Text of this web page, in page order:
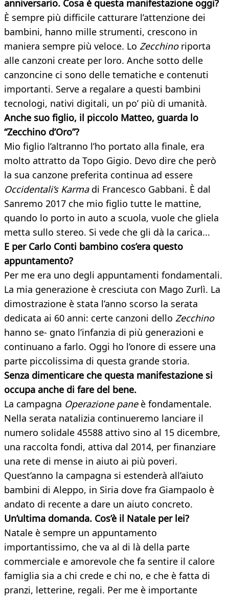
anniversario. Cosa è questa manifestazione oggi?
È sempre più difficile catturare l’attenzione dei
bambini, hanno mille strumenti, crescono in
maniera sempre più veloce. Lo Zecchinoriporta
alle canzoni create per loro. Anche sotto delle
canzoncine ci sono delle tematiche e contenuti
importanti. Serve a regalare a questi bambini
tecnologi, nativi digitali, un po’ più di umanità.
Anche suo figlio, il piccolo Matteo, guarda lo
“Zecchino d’Oro”?
Mio figlio l’altranno l’ho portato alla finale, era
molto attratto da Topo Gigio. Devo dire che però
la sua canzone preferita continua ad essere
Occidentali’s Karmadi Francesco Gabbani. È dal
Sanremo 2017 che mio figlio tutte le mattine,
quando lo porto in auto a scuola, vuole che gliela
metta sullo stereo. Si vede che gli dà la carica...
E per Carlo Conti bambino cos’era questo
appuntamento?
Per me era uno degli appuntamenti fondamentali.
La mia generazione è cresciuta con Mago Zurlì. La
dimostrazione è stata l’anno scorso la serata
dedicata ai 60 anni: certe canzoni dello Zecchino
hanno se- gnato l’infanzia di più generazioni e
continuano a farlo. Oggi ho l’onore di essere una
parte piccolissima di questa grande storia.
Senza dimenticare che questa manifestazione si
occupa anche di fare del bene.
La campagna Operazione paneè fondamentale.
Nella serata natalizia continueremo lanciare il
numero solidale 45588 attivo sino al 15 dicembre,
una raccolta fondi, attiva dal 2014, per finanziare
una rete di mense in aiuto ai più poveri.
Quest’anno la campagna si estenderà all’aiuto
bambini di Aleppo, in Siria dove fra Giampaolo è
andato di recente a dare un aiuto concreto.
Un’ultima domanda. Cos’è il Natale per lei?
Natale è sempre un appuntamento
importantissimo, che va al di là della parte
commerciale e amorevole che fa sentire il calore
famiglia sia a chi crede e chi no, e che è fatta di
pranzi, letterine, regali. Per me è importante